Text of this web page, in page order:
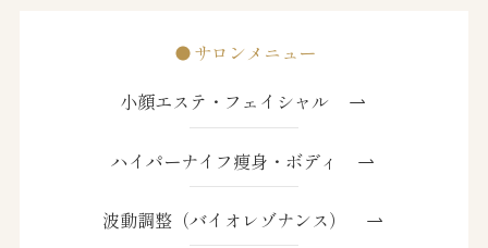
サロンメニュー
小顔エステ・フェイシャル
ハイパーナイフ痩身・ボディ
波動調整（バイオレゾナンス）